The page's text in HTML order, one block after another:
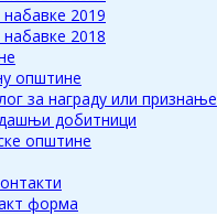
набавке 2019
набавке 2018
општине
за награду или признање
добитници
општине
форма